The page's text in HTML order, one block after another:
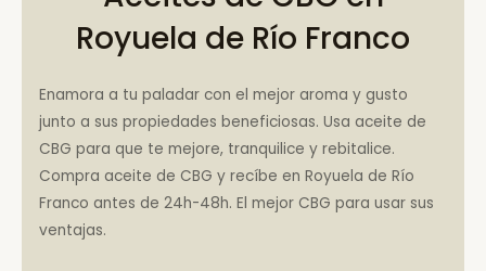
Royuela de Río Franco
Enamora a tu paladar con el mejor aroma y gusto
junto a sus propiedades beneficiosas. Usa aceite de
CBG para que te mejore, tranquilice y rebitalice.
Compra aceite de CBG y recíbe en Royuela de Río
Franco antes de 24h-48h. El mejor CBG para usar sus
ventajas.